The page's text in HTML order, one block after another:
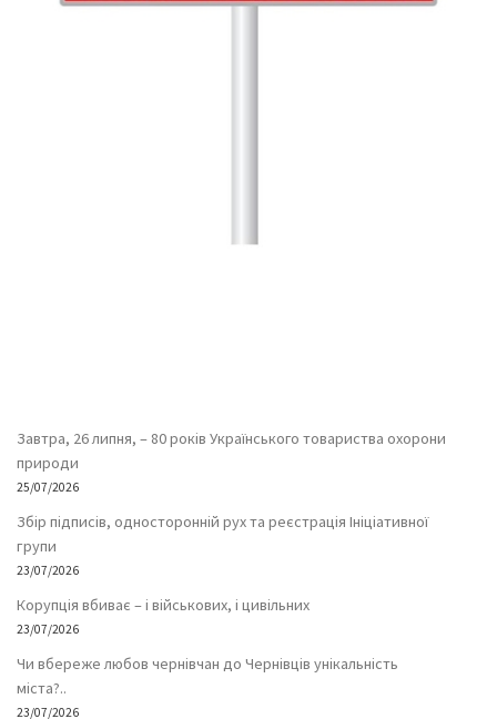
Завтра, 26 липня, – 80 років Українського товариства охорони
природи
25/07/2026
Збір підписів, односторонній рух та реєстрація Ініціативної
групи
23/07/2026
Корупція вбиває – і військових, і цивільних
23/07/2026
Чи вбереже любов чернівчан до Чернівців унікальність
міста?..
23/07/2026